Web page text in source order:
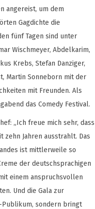
angereist, um dem
Gagdichte die
fünf Tagen sind unter
Wischmeyer, Abdelkarim,
Krebs, Stefan Danziger,
Martin Sonneborn mit der
mit Freunden. Als
das Comedy Festival.
„Ich freue mich sehr, dass
zehn Jahren ausstrahlt. Das
ist mittlerweile so
der deutschsprachigen
einem anspruchsvollen
Und die Gala zur
Publikum, sondern bringt